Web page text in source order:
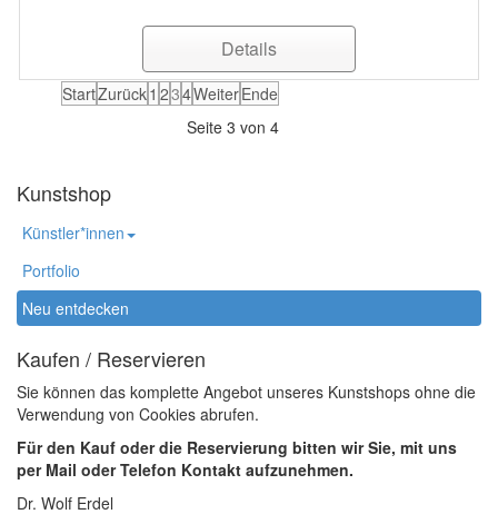
Details
StartZurück1 234WeiterEnde
Seite 3 von 4
Kunstshop
Künstler*innen
Portfolio
Neu entdecken
Kaufen / Reservieren
Sie können das komplette Angebot unseres Kunstshops ohne die
Verwendung von Cookies abrufen.
Für den Kauf oder die Reservierung bitten wir Sie, mit uns
per Mail oder Telefon Kontakt aufzunehmen.
Dr. Wolf Erdel